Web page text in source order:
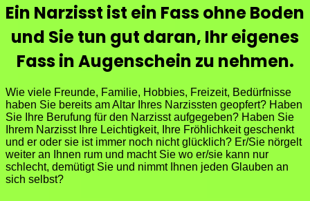
Ein Narzisst ist ein Fass ohne Boden
und Sie tun gut daran, Ihr eigenes
Fass in Augenschein zu nehmen.
Wie viele Freunde, Familie, Hobbies, Freizeit, Bedürfnisse
haben Sie bereits am Altar Ihres Narzissten geopfert? Haben
Sie Ihre Berufung für den Narzisst aufgegeben? Haben Sie
Ihrem Narzisst Ihre Leichtigkeit, Ihre Fröhlichkeit geschenkt
und er oder sie ist immer noch nicht glücklich? Er/Sie nörgelt
weiter an Ihnen rum und macht Sie wo er/sie kann nur
schlecht, demütigt Sie und nimmt Ihnen jeden Glauben an
sich selbst?